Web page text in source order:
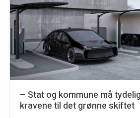
– Stat og kommune må
kravene til det grønne skiftet